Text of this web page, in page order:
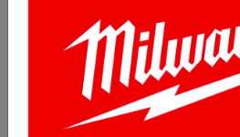
Svářečské